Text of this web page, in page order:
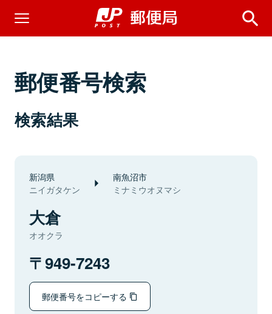
郵便番号検索
検索結果
新潟県
ニイガタケン
南魚沼市
ミナミウオヌマシ
大倉
オオクラ
949-7243
郵便番号をコピーする